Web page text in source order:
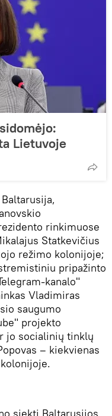
Lietuvoje
rinkimuose
Statkevičius
režimo kolonijoje;
pripažinto
kanalo"
Vladimiras
saugumo
projekto
jo socialinių tinklų
– kiekvienas
siekti Baltarusijos